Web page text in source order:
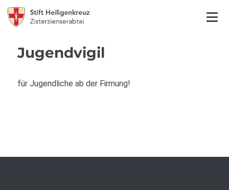
Jugendvigil
für Jugendliche ab der Firmung!